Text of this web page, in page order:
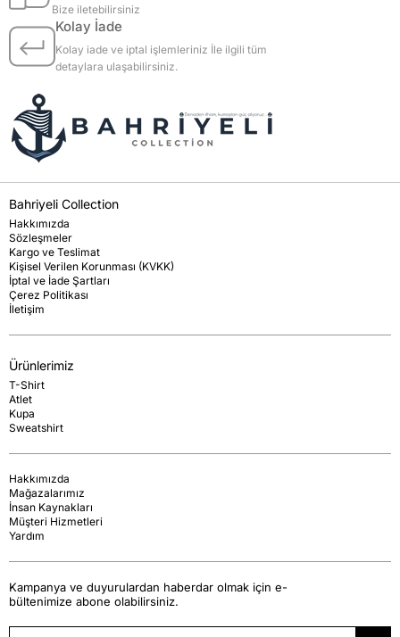
Bize iletebilirsiniz
Kolay İade
Kolay iade ve iptal işlemleriniz İle ilgili tüm
detaylara ulaşabilirsiniz.
Bahriyeli Collection
Hakkımızda
Sözleşmeler
Kargo ve Teslimat
Kişisel Verilen Korunması (KVKK)
İptal ve İade Şartları
Çerez Politikası
İletişim
Ürünlerimiz
T-Shirt
Atlet
Kupa
Sweatshirt
Hakkımızda
Mağazalarımız
İnsan Kaynakları
Müşteri Hizmetleri
Yardım
Kampanya ve duyurulardan haberdar olmak için e-
bültenimize abone olabilirsiniz.